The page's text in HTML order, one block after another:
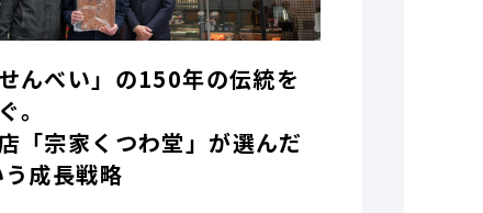
んべい」の150年の伝統を
。
「宗家くつわ堂」が選んだ
成長戦略